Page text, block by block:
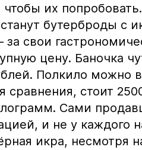
чтобы их
бутерброды с
свои
цену. Баночка
Полкило можно
сравнения, стоит
Сами
и не у каждого
икра, несмотря